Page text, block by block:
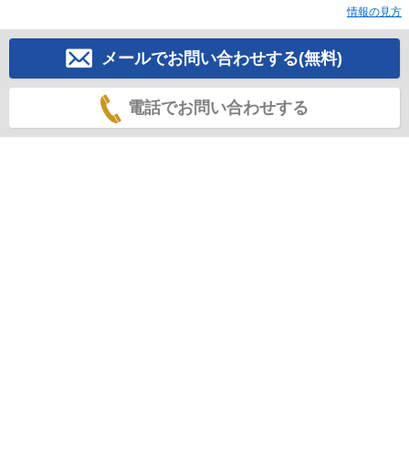
情報の見方
メールでお問い合わせする(無料)
電話でお問い合わせする